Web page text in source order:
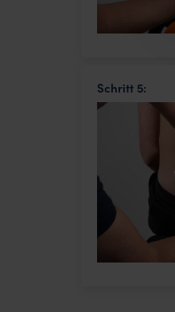
Schritt 5: